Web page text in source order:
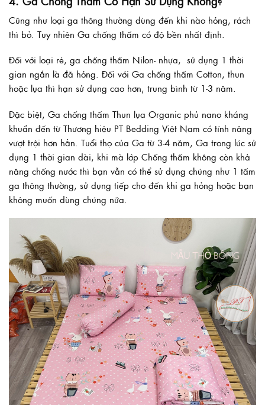
Cũng như loại ga thông thường dùng đến khi nào hỏng, rách
thì bỏ. Tuy nhiên Ga chống thấm có độ bền nhất định.
Đối với loại rẻ, ga chống thấm Nilon- nhựa, sử dụng 1 thời
gian ngắn là đã hỏng. Đối với Ga chống thấm Cotton, thun
hoặc lụa thì hạn sử dụng cao hơn, trung bình từ 1-3 năm.
Đặc biệt, Ga chống thấm Thun lụa Organic phủ nano kháng
khuẩn đến từ Thương hiệu PT Bedding Việt Nam có tính năng
vượt trội hơn hẳn. Tuổi thọ của Ga từ 3-4 năm, Ga trong lúc sử
dụng 1 thời gian dài, khi mà lớp Chống thấm không còn khả
năng chống nước thì bạn vẫn có thể sử dụng chúng như 1 tấm
ga thông thường, sử dụng tiếp cho đến khi ga hỏng hoặc bạn
không muốn dùng chúng nữa.